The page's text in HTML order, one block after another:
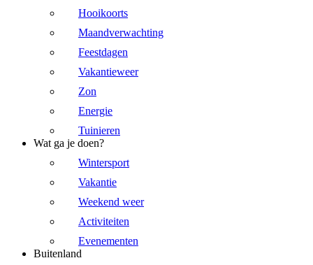
Hooikoorts
Maandverwachting
Feestdagen
Vakantieweer
Zon
Energie
Tuinieren
Wat ga je doen?
Wintersport
Vakantie
Weekend weer
Activiteiten
Evenementen
Buitenland